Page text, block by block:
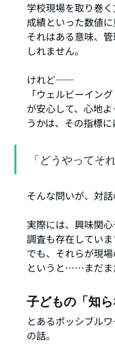
学校現場を取り巻
成績といった数値に
それはある意味、
しれません。
けれど——
「ウェルビーイン
が安心して、心地
うかは、その指標に
「どうやってそ
そんな問いが、対
実際には、興味関
調査も存在していま
でも、それらが現
というと……まだま
子どもの「知
とあるポッシブル
の話。